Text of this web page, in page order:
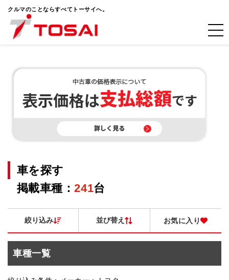
クルマのことならすべてトーサイへ。
車を探す
掲載車種：241台
絞り込み 並び替え お気に入り
車種一覧